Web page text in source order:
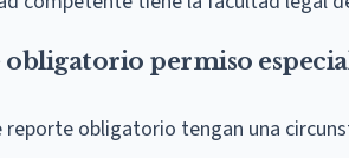
permiso
obligatorio tengan una